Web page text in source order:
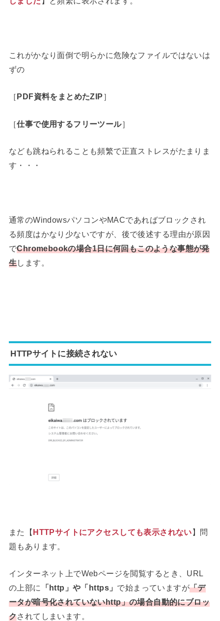
これがかなり面倒で明らかに危険なファイルではないは
ずの
［PDF資料をまとめたZIP ］
［仕事で使用するフリーツール］
なども跳ねられることも頻繁で正直ストレスがたまりま
す・・・
通常のWindowsパソコンやMACであればブロックされ
る頻度はかなり少ないですが、後で後述する理由が原因
でChromebookの場合1日に何回もこのような事態が発
生します。
HTTPサイトに接続されない
また【HTTPサイトにアクセスしても表示されない】問
題もあります。
インターネット上でWebページを閲覧するとき、URL
の上部に
「http」や「https」 で始まっていますが「デ
ータが暗号化されていないhttp」の場合自動的にブロッ
クされてしまいます。